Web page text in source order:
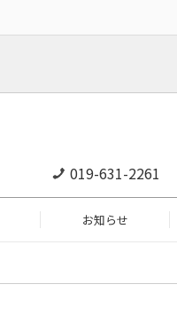
019-631-2261
お知らせ